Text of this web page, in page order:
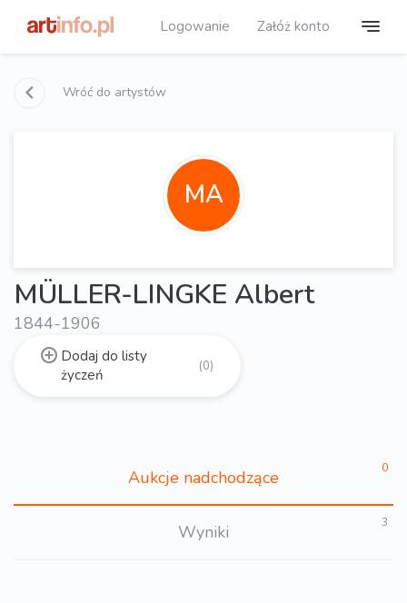
Logowanie Załóż konto
Wróć do artystów
MA
MÜLLER-LINGKE Albert
1844-1906
Dodaj do listy
życzeń
(0)
Aukcje nadchodzące 0
Wyniki 3